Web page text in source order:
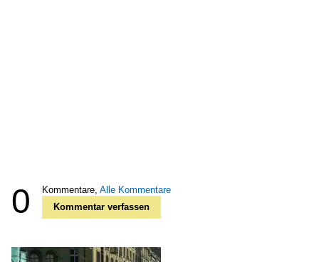
0 Kommentare, Alle Kommentare
Kommentar verfassen